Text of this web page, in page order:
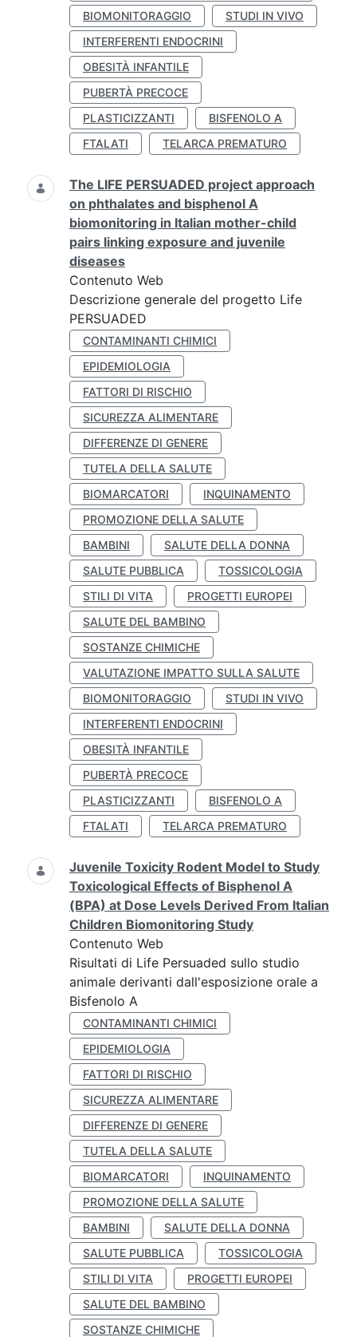
BIOMONITORAGGIO
STUDI IN VIVO
INTERFERENTI ENDOCRINI
OBESITÀ INFANTILE
PUBERTÀ PRECOCE
PLASTICIZZANTI
BISFENOLO A
FTALATI
TELARCA PREMATURO
The LIFE PERSUADED project approach
on phthalates and bisphenol A
biomonitoring in Italian mother-child
pairs linking exposure and juvenile
diseases
Contenuto Web
Descrizione generale del progetto Life
PERSUADED
CONTAMINANTI CHIMICI
EPIDEMIOLOGIA
FATTORI DI RISCHIO
SICUREZZA ALIMENTARE
DIFFERENZE DI GENERE
TUTELA DELLA SALUTE
BIOMARCATORI
INQUINAMENTO
PROMOZIONE DELLA SALUTE
BAMBINI
SALUTE DELLA DONNA
SALUTE PUBBLICA
TOSSICOLOGIA
STILI DI VITA
PROGETTI EUROPEI
SALUTE DEL BAMBINO
SOSTANZE CHIMICHE
VALUTAZIONE IMPATTO SULLA SALUTE
BIOMONITORAGGIO
STUDI IN VIVO
INTERFERENTI ENDOCRINI
OBESITÀ INFANTILE
PUBERTÀ PRECOCE
PLASTICIZZANTI
BISFENOLO A
FTALATI
TELARCA PREMATURO
Juvenile Toxicity Rodent Model to Study
Toxicological Effects of Bisphenol A
(BPA) at Dose Levels Derived From Italian
Children Biomonitoring Study
Contenuto Web
Risultati di Life Persuaded sullo studio
animale derivanti dall'esposizione orale a
Bisfenolo A
CONTAMINANTI CHIMICI
EPIDEMIOLOGIA
FATTORI DI RISCHIO
SICUREZZA ALIMENTARE
DIFFERENZE DI GENERE
TUTELA DELLA SALUTE
BIOMARCATORI
INQUINAMENTO
PROMOZIONE DELLA SALUTE
BAMBINI
SALUTE DELLA DONNA
SALUTE PUBBLICA
TOSSICOLOGIA
STILI DI VITA
PROGETTI EUROPEI
SALUTE DEL BAMBINO
SOSTANZE CHIMICHE